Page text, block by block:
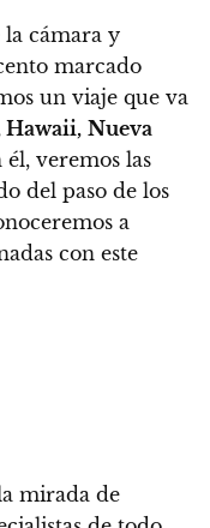
cámara y
marcado
un viaje que va
Hawaii, Nueva
él, veremos las
del paso de los
a
con este
mirada de